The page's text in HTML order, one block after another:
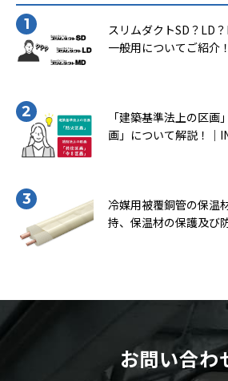
スリムダクトSD？LD
一般用についてご紹介
「建築基準法上の区
画」について解説！｜
冷媒用被覆銅管の保温
持、保温材の保護及び
お問い合わ